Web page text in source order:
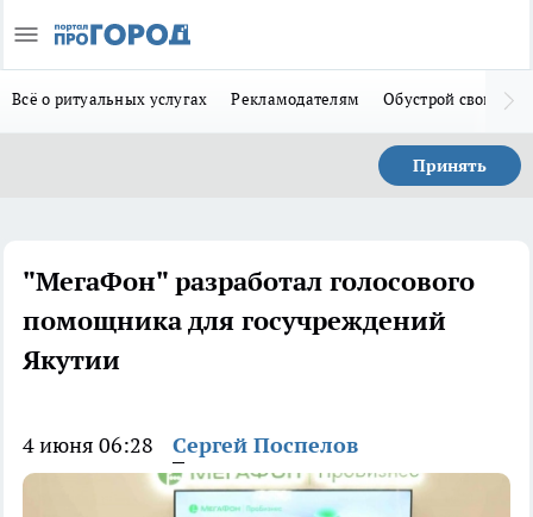
Всё о ритуальных услугах Рекламодателям Обустрой свой дом
Принять
"МегаФон" разработал голосового
помощника для госучреждений
Якутии
4 июня 06:28 Сергей Поспелов